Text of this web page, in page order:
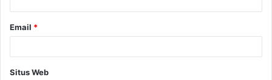
Email *
Situs Web